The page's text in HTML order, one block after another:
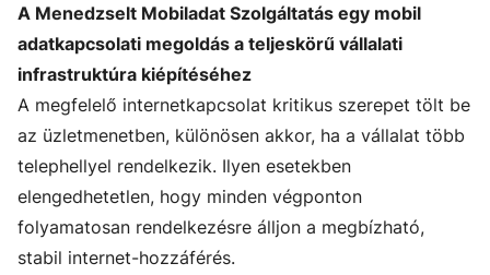
A Menedzselt Mobiladat Szolgáltatás egy mobil
adatkapcsolati megoldás a teljeskörű vállalati
infrastruktúra kiépítéséhez
A megfelelő internetkapcsolat kritikus szerepet tölt be
az üzletmenetben, különösen akkor, ha a vállalat több
telephellyel rendelkezik. Ilyen esetekben
elengedhetetlen, hogy minden végponton
folyamatosan rendelkezésre álljon a megbízható,
stabil internet-hozzáférés.